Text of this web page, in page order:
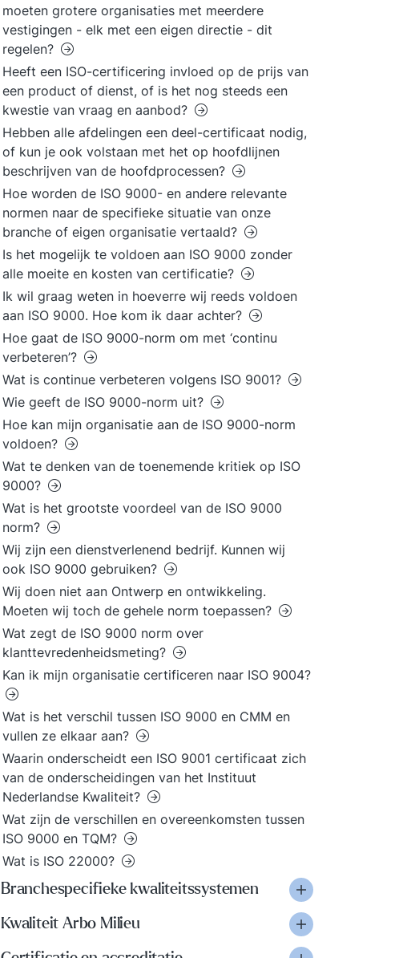
moeten grotere organisaties met meerdere
vestigingen - elk met een eigen directie - dit
regelen?
Heeft een ISO-certificering invloed op de prijs van
een product of dienst, of is het nog steeds een
kwestie van vraag en aanbod?
Hebben alle afdelingen een deel-certificaat nodig,
of kun je ook volstaan met het op hoofdlijnen
beschrijven van de hoofdprocessen?
Hoe worden de ISO 9000- en andere relevante
normen naar de specifieke situatie van onze
branche of eigen organisatie vertaald?
Is het mogelijk te voldoen aan ISO 9000 zonder
alle moeite en kosten van certificatie?
Ik wil graag weten in hoeverre wij reeds voldoen
aan ISO 9000. Hoe kom ik daar achter?
Hoe gaat de ISO 9000-norm om met ‘continu
verbeteren’?
Wat is continue verbeteren volgens ISO 9001?
Wie geeft de ISO 9000-norm uit?
Hoe kan mijn organisatie aan de ISO 9000-norm
voldoen?
Wat te denken van de toenemende kritiek op ISO
9000?
Wat is het grootste voordeel van de ISO 9000
norm?
Wij zijn een dienstverlenend bedrijf. Kunnen wij
ook ISO 9000 gebruiken?
Wij doen niet aan Ontwerp en ontwikkeling.
Moeten wij toch de gehele norm toepassen?
Wat zegt de ISO 9000 norm over
klanttevredenheidsmeting?
Kan ik mijn organisatie certificeren naar ISO 9004?
Wat is het verschil tussen ISO 9000 en CMM en
vullen ze elkaar aan?
Waarin onderscheidt een ISO 9001 certificaat zich
van de onderscheidingen van het Instituut
Nederlandse Kwaliteit?
Wat zijn de verschillen en overeenkomsten tussen
ISO 9000 en TQM?
Wat is ISO 22000?
Branchespecifieke kwaliteitssystemen
Kwaliteit Arbo Milieu